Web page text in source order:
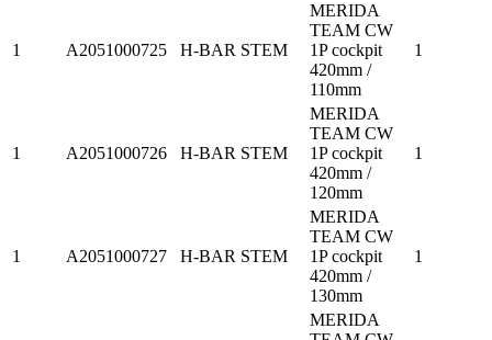
1 A2051000725 H-BAR STEM
MERIDA
TEAM CW
1P cockpit
420mm /
110mm
1
1 A2051000726 H-BAR STEM
MERIDA
TEAM CW
1P cockpit
420mm /
120mm
1
1 A2051000727 H-BAR STEM
MERIDA
TEAM CW
1P cockpit
420mm /
130mm
1
MERIDA